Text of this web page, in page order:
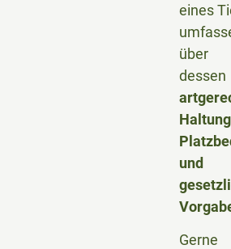
eines
über
dessen
und
Gerne